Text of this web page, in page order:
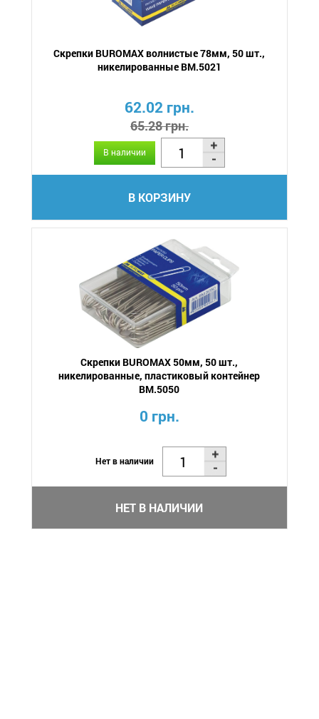
Скрепки BUROMAX волнистые 78мм, 50 шт.,
никелированные BM.5021
62.02 грн.
65.28 грн.
В наличии
В КОРЗИНУ
Скрепки BUROMAX 50мм, 50 шт.,
никелированные, пластиковый контейнер
BM.5050
0 грн.
Нет в наличии
НЕТ В НАЛИЧИИ